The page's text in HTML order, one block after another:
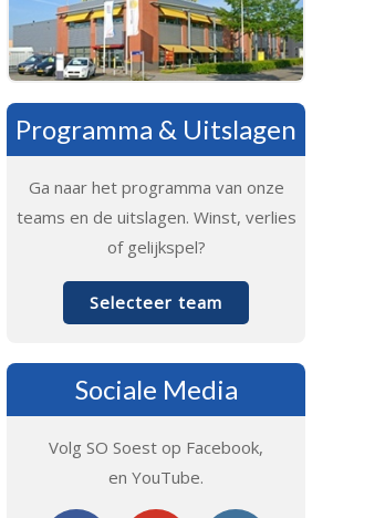
Programma & Uitslagen
Ga naar het programma van onze
teams en de uitslagen. Winst, verlies
of gelijkspel?
Selecteer team
Sociale Media
Volg SO Soest op Facebook,
en YouTube.